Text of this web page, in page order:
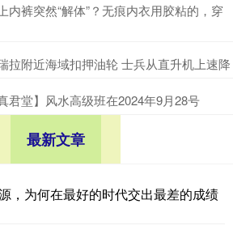
内裤突然“解体”？无痕内衣用胶粘的，穿
拉附近海域扣押油轮 士兵从直升机上速降
君堂】风水高级班在2024年9月28号
最新文章
，为何在最好的时代交出最差的成绩